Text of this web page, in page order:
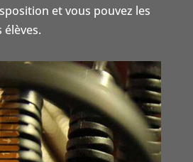
et vous pouvez les
élèves.